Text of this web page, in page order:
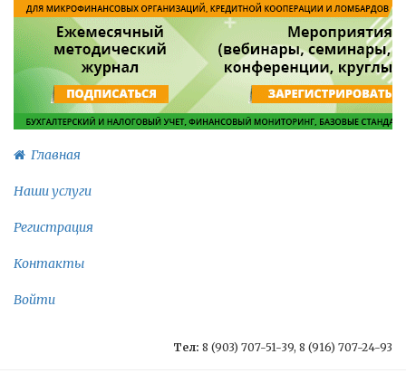
Главная
Наши услуги
Регистрация
Контакты
Войти
Тел: 8 (903) 707-51-39, 8 (916) 707-24-93